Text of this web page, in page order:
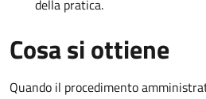
della pratica.
Cosa si ottiene
Quando il procedimento